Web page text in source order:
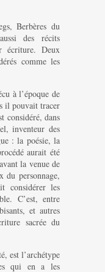
Berbères du
des récits
écriture. Deux
comme les
à l’époque de
il pouvait tracer
considéré, dans
inventeur des
: la poésie, la
aurait été
la venue de
du personnage,
considérer les
C’est, entre
et autres
sacrée du
est l’archétype
qui en a les